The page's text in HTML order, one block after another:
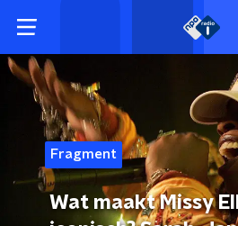
Fragment
Wat maakt Missy